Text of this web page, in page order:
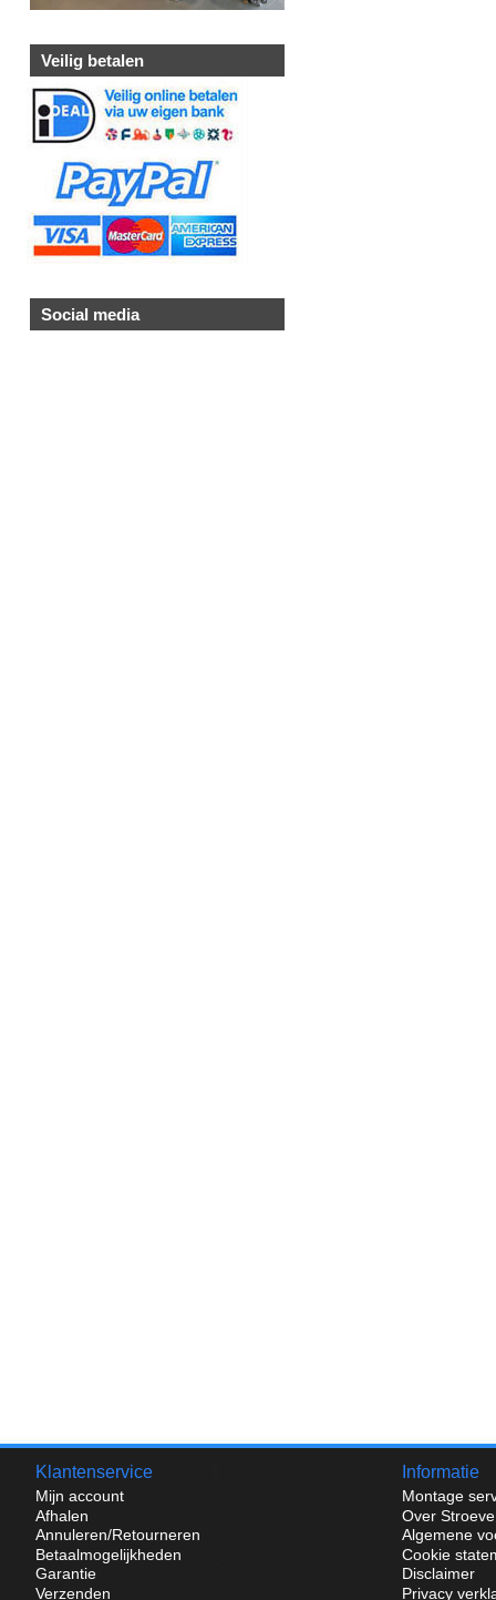
Veilig betalen
Social media
Klantenservice
Mijn account
Afhalen
Annuleren/Retourneren
Betaalmogelijkheden
Garantie
Verzenden
Informatie
Montage
Over
Algemene
Cookie
Disclaimer
Privacy